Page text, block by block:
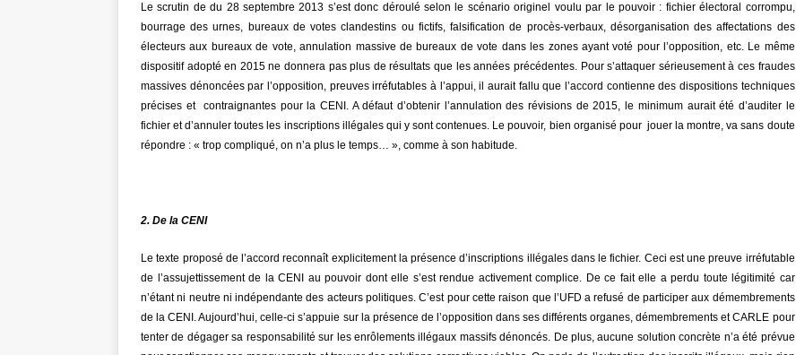
Le scrutin de du 28 septembre 2013 s’est donc déroulé selon le scénario originel voulu par le pouvoir : fichier électoral corrompu,
bourrage des urnes, bureaux de votes clandestins ou fictifs, falsification de procès-verbaux, désorganisation des affectations des
électeurs aux bureaux de vote, annulation massive de bureaux de vote dans les zones ayant voté pour l’opposition, etc. Le même
dispositif adopté en 2015 ne donnera pas plus de résultats que les années précédentes. Pour s’attaquer sérieusement à ces fraudes
massives dénoncées par l’opposition, preuves irréfutables à l’appui, il aurait fallu que l’accord contienne des dispositions techniques
précises et contraignantes pour la CENI. A défaut d’obtenir l’annulation des révisions de 2015, le minimum aurait été d’auditer le
fichier et d’annuler toutes les inscriptions illégales qui y sont contenues. Le pouvoir, bien organisé pour jouer la montre, va sans doute
répondre : « trop compliqué, on n’a plus le temps… », comme à son habitude.
2. De la CENI
Le texte proposé de l’accord reconnaît explicitement la présence d’inscriptions illégales dans le fichier. Ceci est une preuve irréfutable
de l’assujettissement de la CENI au pouvoir dont elle s’est rendue activement complice. De ce fait elle a perdu toute légitimité car
n’étant ni neutre ni indépendante des acteurs politiques. C’est pour cette raison que l’UFD a refusé de participer aux démembrements
de la CENI. Aujourd’hui, celle-ci s’appuie sur la présence de l’opposition dans ses différents organes, démembrements et CARLE pour
tenter de dégager sa responsabilité sur les enrôlements illégaux massifs dénoncés. De plus, aucune solution concrète n’a été prévue